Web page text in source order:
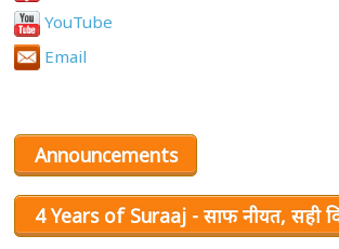
YouTube
Email
Announcements
4 Years of Suraaj - साफ नीयत, सही